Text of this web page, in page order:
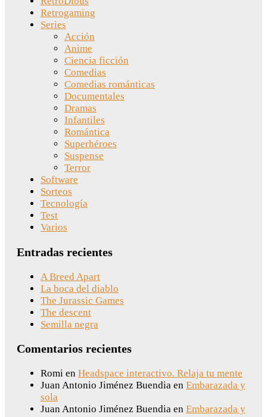
Retrogaming
Series
Acción
Anime
Ciencia ficción
Comedias
Comedias románticas
Documentales
Dramas
Infantiles
Romántica
Superhéroes
Suspense
Terror
Software
Sorteos
Tecnología
Test
Varios
Entradas recientes
A Breed Apart
La boca del diablo
The Jurassic Games
The descent
Semilla negra
Comentarios recientes
Romi en Headspace interactivo. Relaja tu mente
Juan Antonio Jiménez Buendia en Embarazada y
sola
Juan Antonio Jiménez Buendia en Embarazada y